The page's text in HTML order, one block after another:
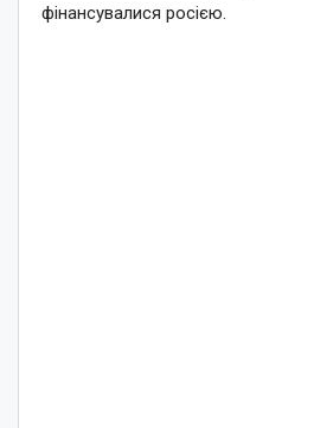
фінансувалися росією.